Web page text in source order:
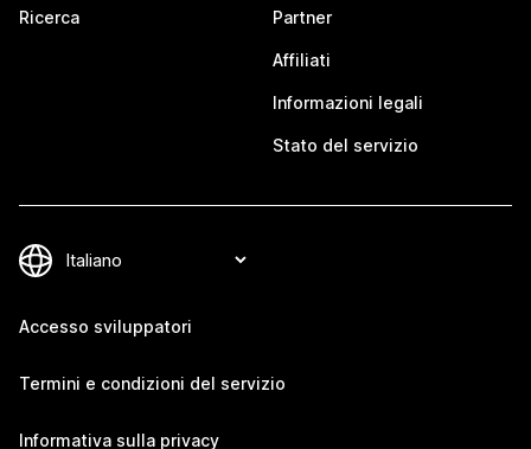
Ricerca Partner
Affiliati
Informazioni legali
Stato del servizio
Accesso sviluppatori
Termini e condizioni del servizio
Informativa sulla privacy